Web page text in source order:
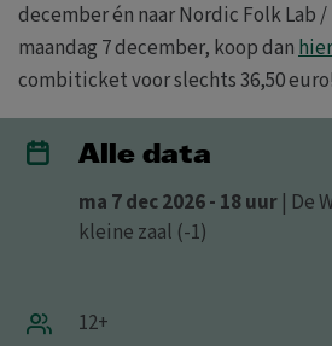
december én naar Nordic Folk Lab
maandag 7 december, koop danhier
combiticket voor slechts 36,50 euro!
Alle data
ma 7 dec 2026 - 18 uur | De
kleine zaal (-1)
12+